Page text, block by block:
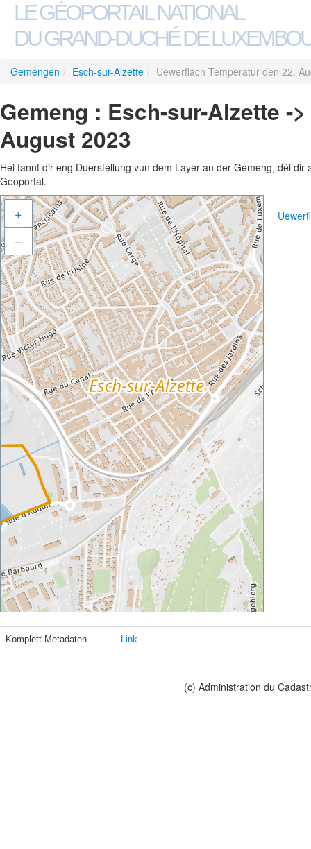
LE GÉOPORTAIL NATIONAL
DU GRAND-DUCHÉ DE
Gemengen / Esch-sur-Alzette / Uewerfläch Temperatur den 22.
Gemeng : Esch-sur-Alzette -
August 2023
Hei fannt dir eng Duerstellung vun dem Layer an der Gemeng, déi
Geoportal.
+
–
Komplett Metadaten Link
(c) Administration du